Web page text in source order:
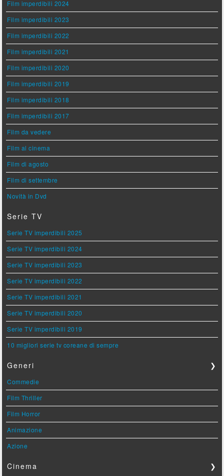
Film imperdibili 2024
Film imperdibili 2023
Film imperdibili 2022
Film imperdibili 2021
Film imperdibili 2020
Film imperdibili 2019
Film imperdibili 2018
Film imperdibili 2017
Film da vedere
Film al cinema
Film di agosto
Film di settembre
Novità in Dvd
Serie TV
Serie TV imperdibili 2025
Serie TV imperdibili 2024
Serie TV imperdibili 2023
Serie TV imperdibili 2022
Serie TV imperdibili 2021
Serie TV imperdibili 2020
Serie TV imperdibili 2019
10 migliori serie tv coreane di sempre
Generi ❯
Commedie
Film Thriller
Film Horror
Animazione
Azione
Cinema ❯